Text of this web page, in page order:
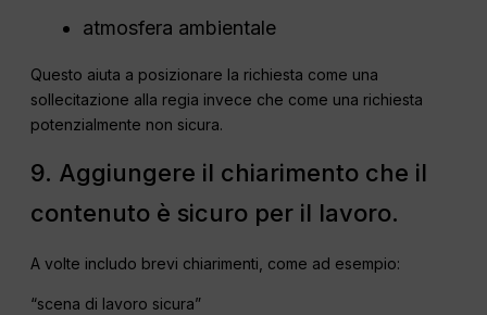
atmosfera ambientale
Questo aiuta a posizionare la richiesta come una
sollecitazione alla regia invece che come una richiesta
potenzialmente non sicura.
9. Aggiungere il chiarimento che il
contenuto è sicuro per il lavoro.
A volte includo brevi chiarimenti, come ad esempio:
“scena di lavoro sicura”